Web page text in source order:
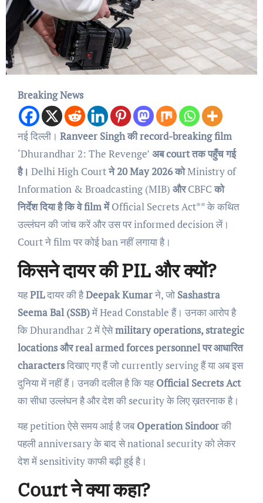
Breaking News
नई दिल्ली। Ranveer Singh की record-breaking film
‘Dhurandhar 2: The Revenge’ अब court तक पहुँच गई
है। Delhi High Courtने 20 May 2026 कोMinistry of
Information & Broadcasting (MIB) औरCBFCको
निर्देश दिया है कि वे film मेंOfficial Secrets Act** के कथित
उल्लंघन की जांच करें और उस पर informed decision लें।
Court ने film पर कोई ban नहीं लगाया है।
किसने दायर की PIL और क्यों?
यहPILदायर की हैDeepak Kumarने, जो Sashastra
Seema Bal (SSB)में Head Constable हैं। उनका आरोप है
कि Dhurandhar 2 में ऐसेmilitary operations, strategic
locations और real armed forces personnel पर आधारित
charactersदिखाए गए हैं जो currently serving हैं या अब इस
दुनिया में नहीं हैं। उनकी दलील है कि यहOfficial Secrets Act
का सीधा उल्लंघन है और देश की security के लिए ख़तरनाक है।
यह petition ऐसे समय आई है जबOperation Sindoorकी
पहली anniversary के बाद से national security को लेकर
देश में sensitivity काफी बढ़ी हुई है।
Court ने क्या कहा?